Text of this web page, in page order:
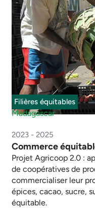
Filières équitables
Madagascar
2023 - 2025
Commerce
Projet Agricoop 2.0 :
de coopératives de
commercialiser leur
épices, cacao, sucre,
équitable.